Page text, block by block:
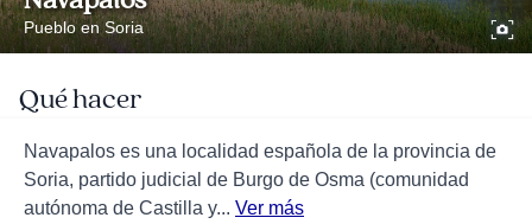
Pueblo en Soria
Qué hacer
Navapalos es una localidad española de la provincia de
Soria, partido judicial de Burgo de Osma (comunidad
autónoma de Castilla y... Ver más